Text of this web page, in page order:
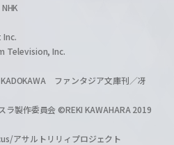
Television, Inc.
ファンタジア文庫刊／冴
製作委員会 ©REKI KAWAHARA 2019
アサルトリリィプロジェクト